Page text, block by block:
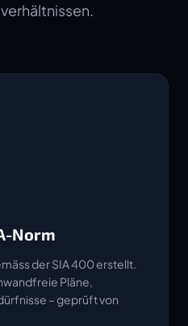
Norm
der SIA 400 erstellt.
Pläne,
– geprüft von